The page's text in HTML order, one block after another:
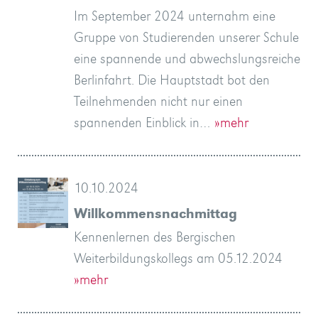
Im September 2024 unternahm eine
Gruppe von Studierenden unserer Schule
eine spannende und abwechslungsreiche
Berlinfahrt. Die Hauptstadt bot den
Teilnehmenden nicht nur einen
spannenden Einblick in… »mehr
10.10.2024
Willkommensnachmittag
Kennenlernen des Bergischen
Weiterbildungskollegs am 05.12.2024
»mehr